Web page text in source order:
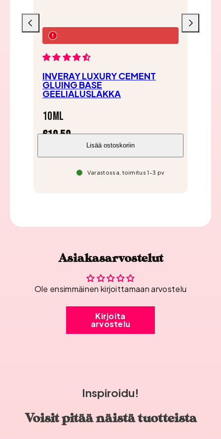
INVERAY LUXURY CEMENT
GLUING BASE
GEELIALUSLAKKA
10ml
€19,50
Lisää ostoskoriin
Varastossa, toimitus 1-3 pv
Liu'uta
vasemmalle
Liu'uta
oikealle
Asiakasarvostelut
Ole ensimmäinen kirjoittamaan arvostelu
Kirjoita
arvostelu
Inspiroidu!
Voisit pitää näistä tuotteista